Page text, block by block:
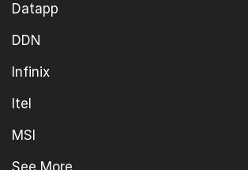
Datapp
DDN
Infinix
Itel
MSI